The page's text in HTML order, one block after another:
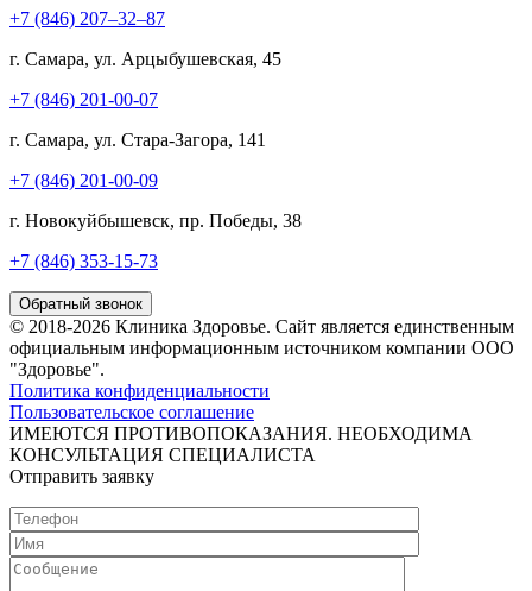
+7 (846) 207‒32‒87
г. Самара, ул. Арцыбушевская, 45
+7 (846) 201-00-07
г. Самара, ул. Стара-Загора, 141
+7 (846) 201-00-09
г. Новокуйбышевск, пр. Победы, 38
+7 (846) 353-15-73
Обратный звонок
© 2018-2026 Клиника Здоровье. Cайт является единственным
официальным информационным источником компании ООО
"Здоровье".
Политика конфиденциальности
Пользовательское соглашение
ИМЕЮТСЯ ПРОТИВОПОКАЗАНИЯ. НЕОБХОДИМА
КОНСУЛЬТАЦИЯ СПЕЦИАЛИСТА
Отправить заявку